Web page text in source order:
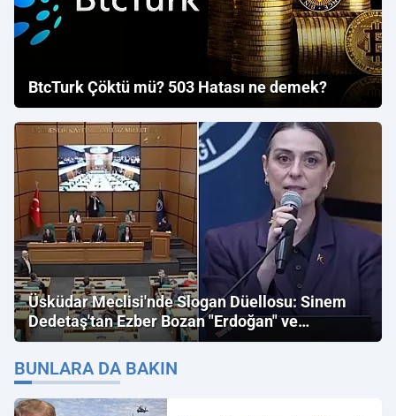
BtcTurk Çöktü mü? 503 Hatası ne demek?
Üsküdar Meclisi'nde Slogan Düellosu: Sinem
Dedetaş'tan Ezber Bozan "Erdoğan" ve
"İmamoğlu" Çıkışı!
BUNLARA DA BAKIN